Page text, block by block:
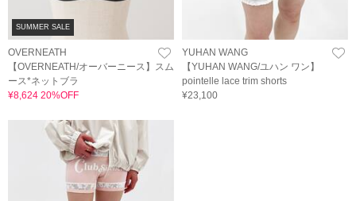
SUMMER SALE
OVERNEATH
【OVERNEATH/オーバーニース】スム
ース*ネットブラ
¥8,624 20%OFF
YUHAN WANG
【YUHAN WANG/ユハン ワン】
pointelle lace trim shorts
¥23,100